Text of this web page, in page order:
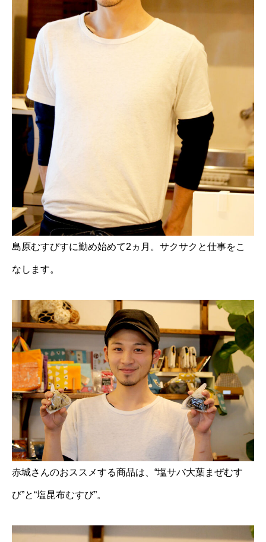
島原むすびすに勤め始めて2ヵ月。サクサクと仕事をこ
なします。
赤城さんのおススメする商品は、“塩サバ大葉まぜむす
び”と“塩昆布むすび”。